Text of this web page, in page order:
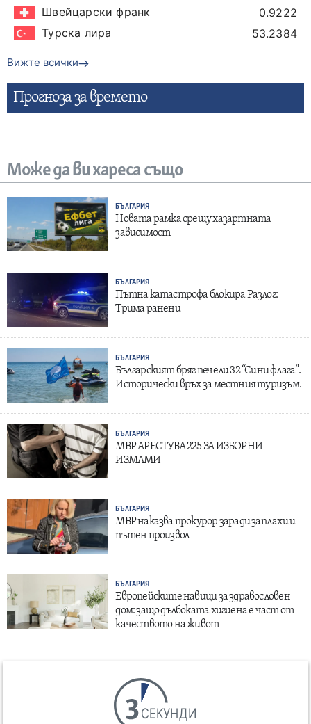
Швейцарски франк
0.9222
Турска лира
53.2384
Вижте всички
Прогнозa за времето
Може да ви хареса също
БЪЛГАРИЯ
Новата рамка срещу хазартната
зависимост
БЪЛГАРИЯ
Пътна катастрофа блокира Разлог:
Трима ранени
БЪЛГАРИЯ
Българският бряг печели 32 “Сини флага”.
Исторически връх за местния туризъм.
БЪЛГАРИЯ
МВР АРЕСТУВА 225 ЗА ИЗБОРНИ
ИЗМАМИ
БЪЛГАРИЯ
МВР наказва прокурор заради заплахи и
пътен произвол
БЪЛГАРИЯ
Европейските навици за здравословен
дом: защо дълбоката хигиена е част от
качеството на живот
СЕКУНДИ